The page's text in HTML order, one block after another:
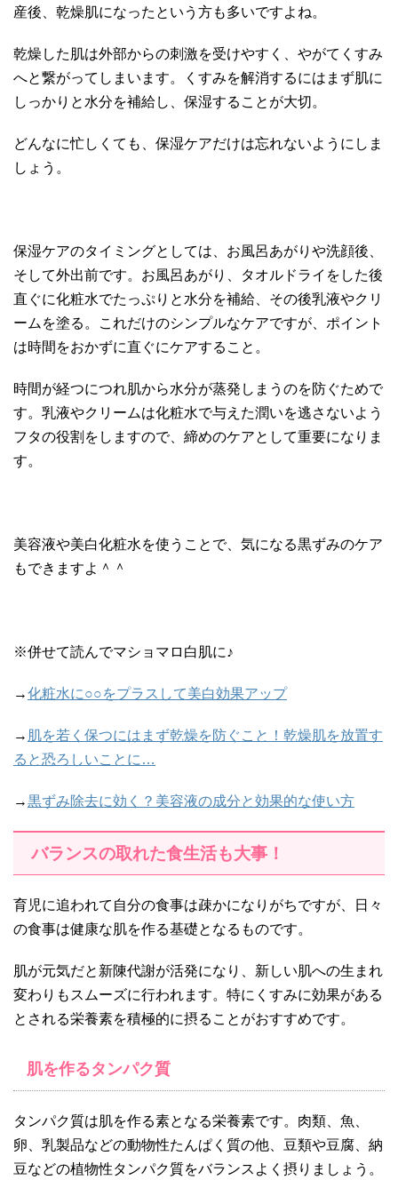
産後、乾燥肌になったという方も多いですよね。
乾燥した肌は外部からの刺激を受けやすく、やがてくすみ
へと繋がってしまいます。くすみを解消するにはまず肌に
しっかりと水分を補給し、保湿することが大切。
どんなに忙しくても、保湿ケアだけは忘れないようにしま
しょう。
保湿ケアのタイミングとしては、お風呂あがりや洗顔後、
そして外出前です。お風呂あがり、タオルドライをした後
直ぐに化粧水でたっぷりと水分を補給、その後乳液やクリ
ームを塗る。これだけのシンプルなケアですが、ポイント
は時間をおかずに直ぐにケアすること。
時間が経つにつれ肌から水分が蒸発しまうのを防ぐためで
す。乳液やクリームは化粧水で与えた潤いを逃さないよう
フタの役割をしますので、締めのケアとして重要になりま
す。
美容液や美白化粧水を使うことで、気になる黒ずみのケア
もできますよ＾＾
※併せて読んでマショマロ白肌に♪
→化粧水に○○をプラスして美白効果アップ
→ 肌を若く保つにはまず乾燥を防ぐこと！乾燥肌を放置す
ると恐ろしいことに…
→黒ずみ除去に効く？美容液の成分と効果的な使い方
バランスの取れた食生活も大事！
育児に追われて自分の食事は疎かになりがちですが、日々
の食事は健康な肌を作る基礎となるものです。
肌が元気だと新陳代謝が活発になり、新しい肌への生まれ
変わりもスムーズに行われます。特にくすみに効果がある
とされる栄養素を積極的に摂ることがおすすめです。
肌を作るタンパク質
タンパク質は肌を作る素となる栄養素です。肉類、魚、
卵、乳製品などの動物性たんぱく質の他、豆類や豆腐、納
豆などの植物性タンパク質をバランスよく摂りましょう。